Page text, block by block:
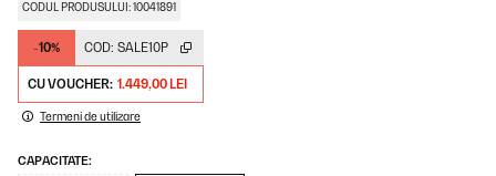
CODUL PRODUSULUI: 10041891
-10% COD: SALE10P
CU VOUCHER: 1.449,00 LEI
Termeni de utilizare
CAPACITATE: